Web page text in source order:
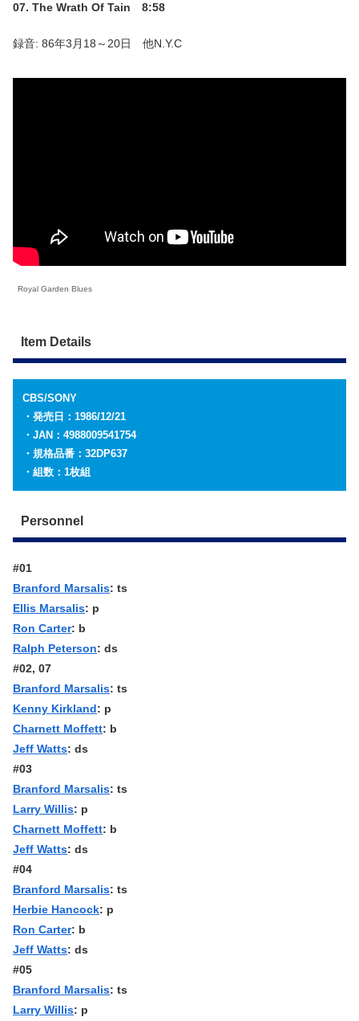
07. The Wrath Of Tain 8:58
録音: 86年3月18～20日 他N.Y.C
Royal Garden Blues
Item Details
CBS/SONY
・発売日：1986/12/21
・JAN：4988009541754
・規格品番：32DP637
・組数：1枚組
Personnel
#01
Branford Marsalis: ts
Ellis Marsalis: p
Ron Carter: b
Ralph Peterson: ds
#02, 07
Branford Marsalis: ts
Kenny Kirkland: p
Charnett Moffett: b
Jeff Watts: ds
#03
Branford Marsalis: ts
Larry Willis: p
Charnett Moffett: b
Jeff Watts: ds
#04
Branford Marsalis: ts
Herbie Hancock: p
Ron Carter: b
Jeff Watts: ds
#05
Branford Marsalis: ts
Larry Willis: p